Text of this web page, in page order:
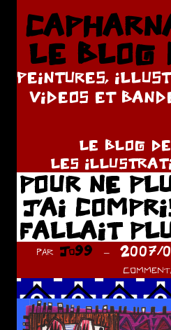
Aller
contenuLE BLOG
PEINTURES,
VIDEOS ET
LE BLOG
LES
POUR NE
J’AI
FALLAIT
par Jo99 2007/